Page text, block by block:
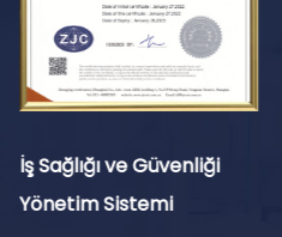
İş Sağlığı ve Güvenliği
Yönetim Sistemi